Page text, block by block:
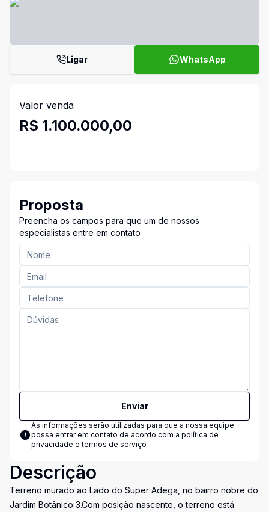
Ligar WhatsApp
Valor venda
R$ 1.100.000,00
Proposta
Preencha os campos para que um de nossos
especialistas entre em contato
Enviar
As informações serão utilizadas para que a nossa equipe
possa entrar em contato de acordo com a política de
privacidade e termos de serviço
Descrição
Terreno murado ao Lado do Super Adega, no bairro nobre do
Jardim Botânico 3.Com posição nascente, o terreno está